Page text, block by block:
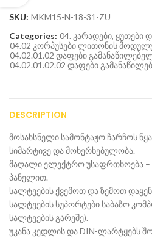
SKU: MKM15-N-18-31-ZU
Categories: 04. კარადები, ყუთები
04.02 კორპუსები ლითონის
04.02.01.02 დაფები
04.02.01.02.02 დაფები
DESCRIPTION
მოსახსნელი სამონტაჟო ჩარჩოს
სიმარტივე და მოხერხებულობა.
მაღალი ელექტრო უსაფრთხოება –
პანელით.
სალტეების ქვემოთ და ზემოთ
სალტეების სუპორტები საბაზო
სალტეების გარეშე).
უკანა კედლის და DIN-ლარტყებს